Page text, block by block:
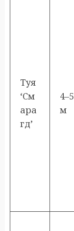
Туя
‘См
ара
гд’
4–5
м